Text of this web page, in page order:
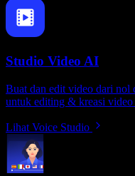
Studio Video AI
Buat dan edit video dari nol
untuk editing & kreasi video
Lihat Voice Studio